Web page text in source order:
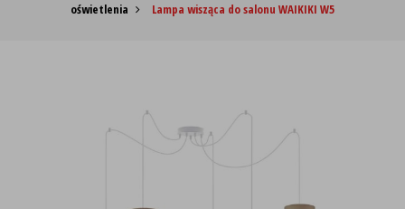
oświetlenia
Lampa wisząca do salonu WAIKIKI W5